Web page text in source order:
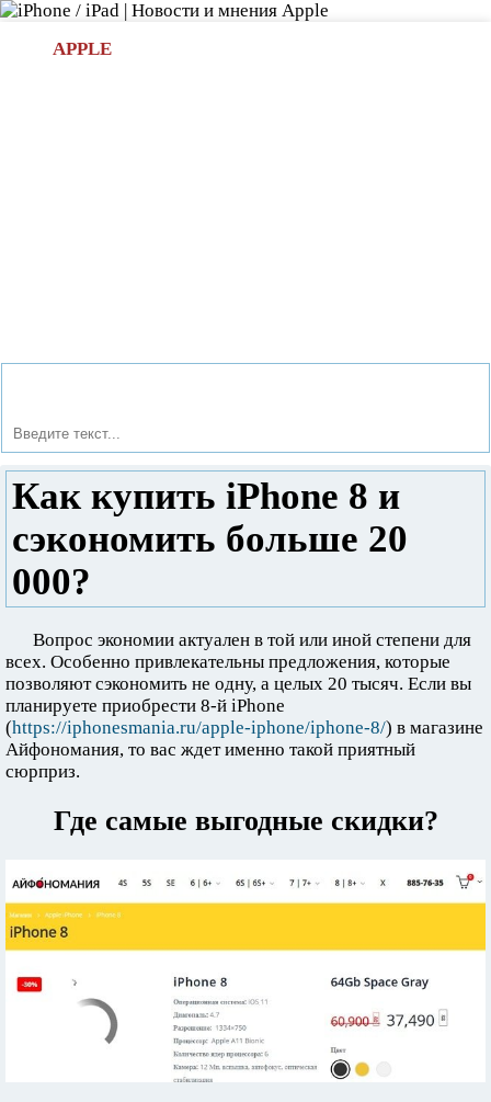
APPLE
Как купить iPhone 8 и
сэкономить больше 20
000?
Вопрос экономии актуален в той или иной степени для
всех. Особенно привлекательны предложения, которые
позволяют сэкономить не одну, а целых 20 тысяч. Если вы
планируете приобрести 8-й iPhone
(https://iphonesmania.ru/apple-iphone/iphone-8/) в магазине
Айфономания, то вас ждет именно такой приятный
сюрприз.
Где самые выгодные скидки?